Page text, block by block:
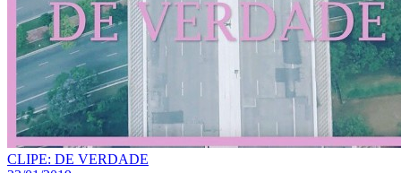
CLIPE: DE VERDADE